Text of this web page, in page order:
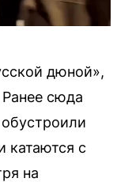
дюной»,
сюда
катаются с
на